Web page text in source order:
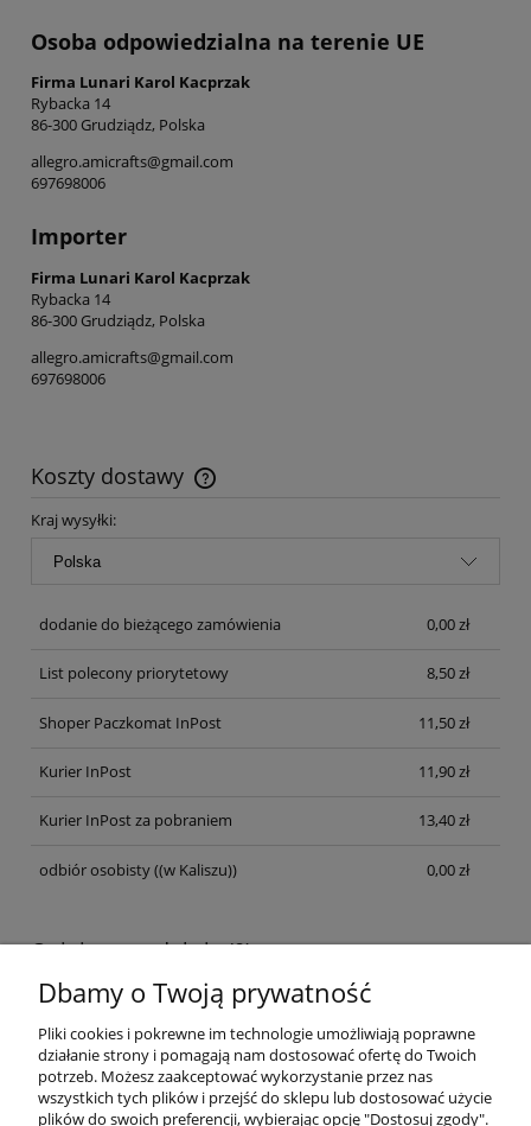
Osoba odpowiedzialna na terenie UE
Firma Lunari Karol Kacprzak
Rybacka 14
86-300 Grudziądz, Polska
allegro.amicrafts@gmail.com
697698006
Importer
Firma Lunari Karol Kacprzak
Rybacka 14
86-300 Grudziądz, Polska
allegro.amicrafts@gmail.com
697698006
Koszty dostawy
Cena nie zawiera ewentualnych kosztów płatności
Kraj wysyłki:
dodanie do bieżącego zamówienia 0,00 zł
List polecony priorytetowy 8,50 zł
Shoper Paczkomat InPost 11,50 zł
Kurier InPost 11,90 zł
Kurier InPost za pobraniem 13,40 zł
odbiór osobisty((w Kaliszu)) 0,00 zł
Opinie o produkcie (0)
Wyświetlane są wszystkie opinie (pozytywne i negatywne). Nie
weryfikujemy, czy pochodzą one od klientów, którzy kupili dany
produkt.
Dbamy o Twoją prywatność
Pliki cookies i pokrewne im technologie umożliwiają poprawne
działanie strony i pomagają nam dostosować ofertę do Twoich
potrzeb. Możesz zaakceptować wykorzystanie przez nas
wszystkich tych plików i przejść do sklepu lub dostosować użycie
plików do swoich preferencji, wybierając opcję "Dostosuj zgody".